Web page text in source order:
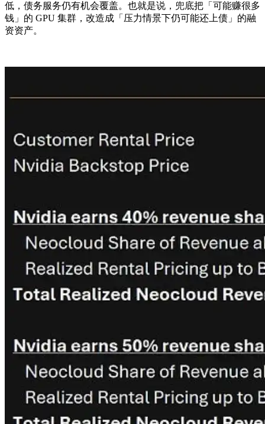
低，债务服务仍有机会覆盖。也就是说，兜底把「可能赚很多
钱」的 GPU 集群，改造成「压力情景下仍可能还上债」的融
资资产。